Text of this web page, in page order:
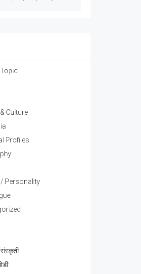
Culture
Profiles
Personality
संस्कृती